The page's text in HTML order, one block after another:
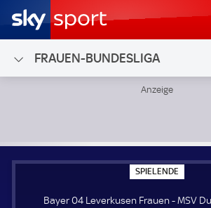
FRAUEN-BUNDESLIGA
SPIELENDE
P
E
Bayer 04 Leverkusen Frauen - MSV